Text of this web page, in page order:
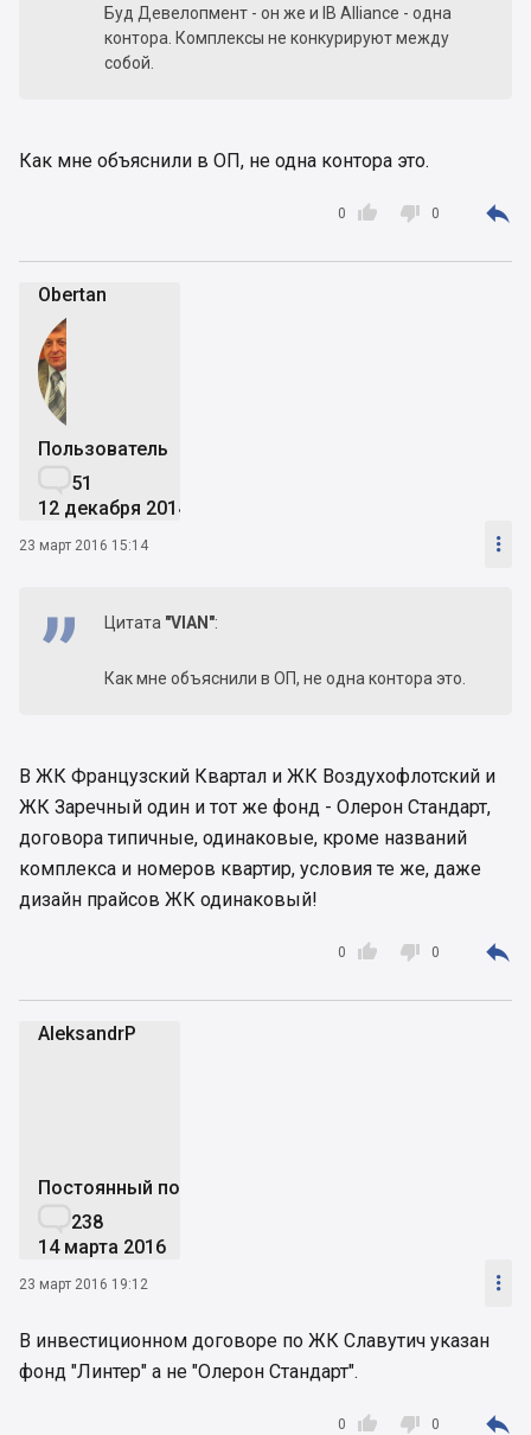
Буд Девелопмент - он же и IB Alliance - одна
контора. Комплексы не конкурируют между
собой.
Как мне объяснили в ОП, не одна контора это.

0  0 
Obertan
Пользователь
51
12 декабря 2014
23 март 2016 15:14 
Цитата "VIAN":
Как мне объяснили в ОП, не одна контора это.
В ЖК Французский Квартал и ЖК Воздухофлотский и
ЖК Заречный один и тот же фонд - Олерон Стандарт,
договора типичные, одинаковые, кроме названий
комплекса и номеров квартир, условия те же, даже
дизайн прайсов ЖК одинаковый!

0  0 
AleksandrP
Постоянный пользователь
238
14 марта 2016
23 март 2016 19:12 
В инвестиционном договоре по ЖК Славутич указан
фонд "Линтер" а не "Олерон Стандарт".

0  0 